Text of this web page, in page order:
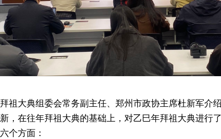
拜祖大典组委会常务副主任、郑州市政协主席杜新军介
新，在往年拜祖大典的基础上，对乙巳年拜祖大典进行
六个方面：